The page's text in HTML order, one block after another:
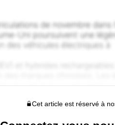
Cet article est réservé à